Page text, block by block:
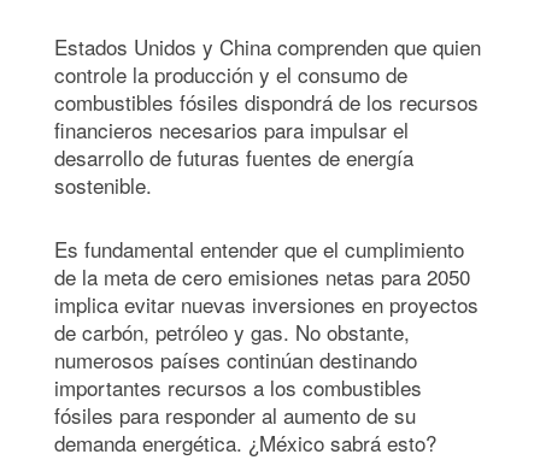
Estados Unidos y China comprenden que quien
controle la producción y el consumo de
combustibles fósiles dispondrá de los recursos
financieros necesarios para impulsar el
desarrollo de futuras fuentes de energía
sostenible.
Es fundamental entender que el cumplimiento
de la meta de cero emisiones netas para 2050
implica evitar nuevas inversiones en proyectos
de carbón, petróleo y gas. No obstante,
numerosos países continúan destinando
importantes recursos a los combustibles
fósiles para responder al aumento de su
demanda energética. ¿México sabrá esto?